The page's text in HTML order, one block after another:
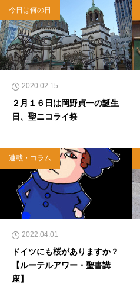
今日は何の日
2020.02.15
２月１６日は岡野貞一の誕生
日、聖ニコライ祭
連載・コラム
2022.04.01
ドイツにも桜がありますか？
【ルーテルアワー・聖書講
座】